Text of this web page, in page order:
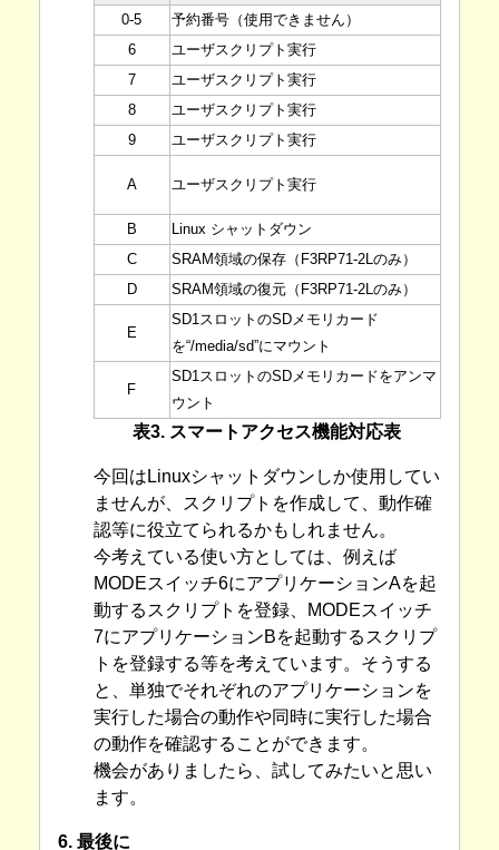
0-5
予約番号（使用できません）
6
ユーザスクリプト実行
7
ユーザスクリプト実行
8
ユーザスクリプト実行
9
ユーザスクリプト実行
A ユーザスクリプト実行
B
Linux シャットダウン
C
SRAM領域の保存（F3RP71-2Lのみ）
D
SRAM領域の復元（F3RP71-2Lのみ）
E
SD1スロットのSDメモリカード
を“/media/sd”にマウント
F
SD1スロットのSDメモリカードをアンマ
ウント
表3. スマートアクセス機能対応表
今回はLinuxシャットダウンしか使用してい
ませんが、スクリプトを作成して、動作確
認等に役立てられるかもしれません。
今考えている使い方としては、例えば
MODEスイッチ6にアプリケーションAを起
動するスクリプトを登録、MODEスイッチ
7にアプリケーションBを起動するスクリプ
トを登録する等を考えています。そうする
と、単独でそれぞれのアプリケーションを
実行した場合の動作や同時に実行した場合
の動作を確認することができます。
機会がありましたら、試してみたいと思い
ます。
6. 最後に